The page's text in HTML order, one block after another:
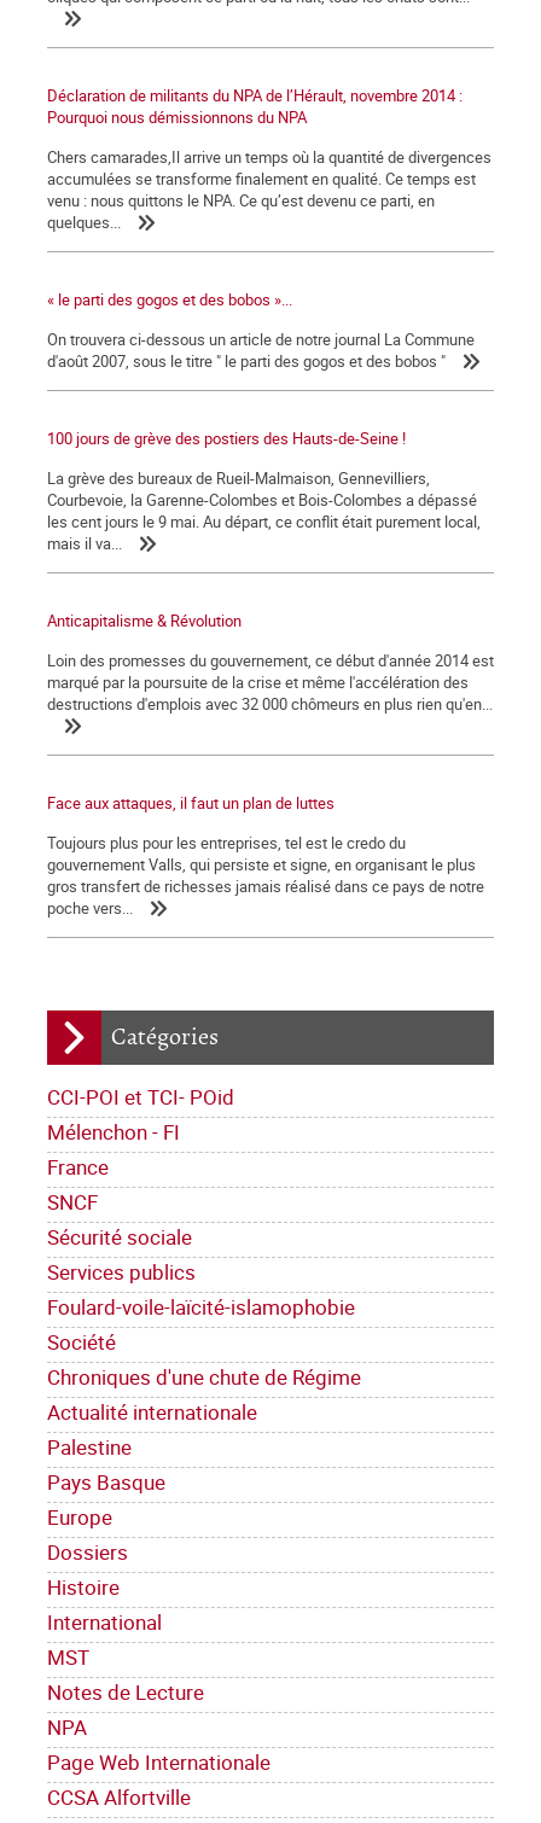
Catégories
CCI-POI et TCI- POid
Mélenchon - FI
France
SNCF
Sécurité sociale
Services publics
Foulard-voile-laïcité-islamophobie
Société
Chroniques d'une chute de Régime
Actualité internationale
Palestine
Pays Basque
Europe
Dossiers
Histoire
International
MST
Notes de Lecture
NPA
Page Web Internationale
CCSA Alfortville
Déclaration de militants du NPA de l’Hérault, novembre 2014 :
Pourquoi nous démissionnons du NPA
Chers camarades,Il arrive un temps où la quantité de divergences
accumulées se transforme finalement en qualité. Ce temps est
venu : nous quittons le NPA. Ce qu’est devenu ce parti, en
quelques...
« le parti des gogos et des bobos »...
On trouvera ci-dessous un article de notre journal La Commune
d'août 2007, sous le titre " le parti des gogos et des bobos "
100 jours de grève des postiers des Hauts-de-Seine !
La grève des bureaux de Rueil-Malmaison, Gennevilliers,
Courbevoie, la Garenne-Colombes et Bois-Colombes a dépassé
les cent jours le 9 mai. Au départ, ce conflit était purement local,
mais il va...
Anticapitalisme & Révolution
Loin des promesses du gouvernement, ce début d'année 2014 est
marqué par la poursuite de la crise et même l'accélération des
destructions d'emplois avec 32 000 chômeurs en plus rien qu'en...
Face aux attaques, il faut un plan de luttes
Toujours plus pour les entreprises, tel est le credo du
gouvernement Valls, qui persiste et signe, en organisant le plus
gros transfert de richesses jamais réalisé dans ce pays de notre
poche vers...